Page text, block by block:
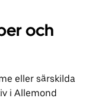
och
eller särskilda
i Allemond